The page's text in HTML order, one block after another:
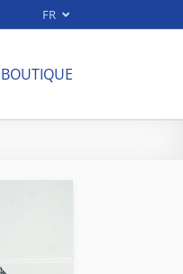
FR
BOUTIQUE